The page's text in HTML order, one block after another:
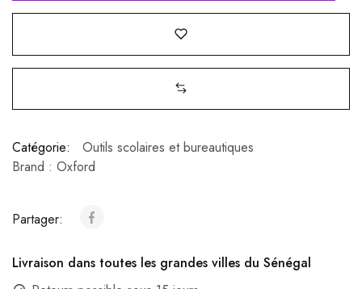
Catégorie:
Outils scolaires et bureautiques
Brand : Oxford
Partager:
Livraison dans toutes les grandes villes du Sénégal